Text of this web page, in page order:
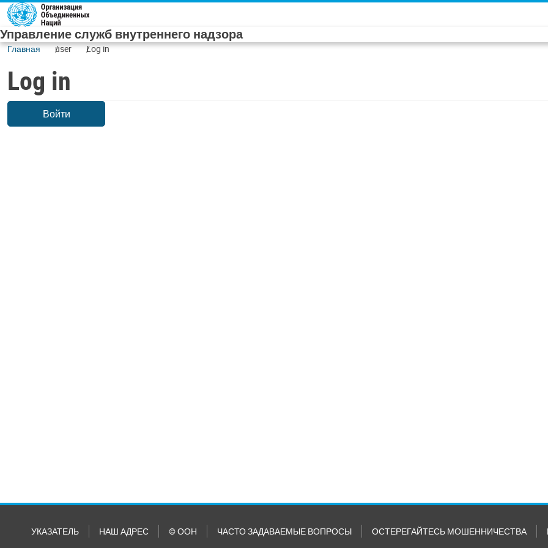
Skip to main content
Управление служб внутреннего надзора
Главная user Log in
Log in
Войти
УКАЗАТЕЛЬ НАШ АДРЕС © ООН ЧАСТО ЗАДАВАЕМЫЕ ВОПРОСЫ ОСТЕРЕГАЙТЕСЬ МОШЕННИЧЕСТВА